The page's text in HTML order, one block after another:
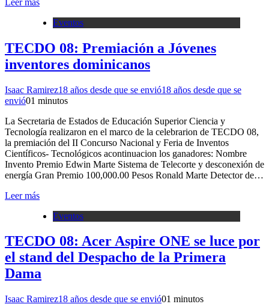
Eventos
TECDO 08: Premiación a Jóvenes
inventores dominicanos
Isaac Ramirez18 años desde que se envió18 años desde que se
envió01 minutos
La Secretaria de Estados de Educación Superior Ciencia y
Tecnología realizaron en el marco de la celebrarion de TECDO 08,
la premiación del II Concurso Nacional y Feria de Inventos
Científicos- Tecnológicos acontinuacion los ganadores: Nombre
Invento Premio Edwin Marte Sistema de Telecorte y desconexión de
energía Gran Premio 100,000.00 Pesos Ronald Marte Detector de…
Leer más
Eventos
TECDO 08: Acer Aspire ONE se luce por
el stand del Despacho de la Primera
Dama
Isaac Ramirez18 años desde que se envió01 minutos